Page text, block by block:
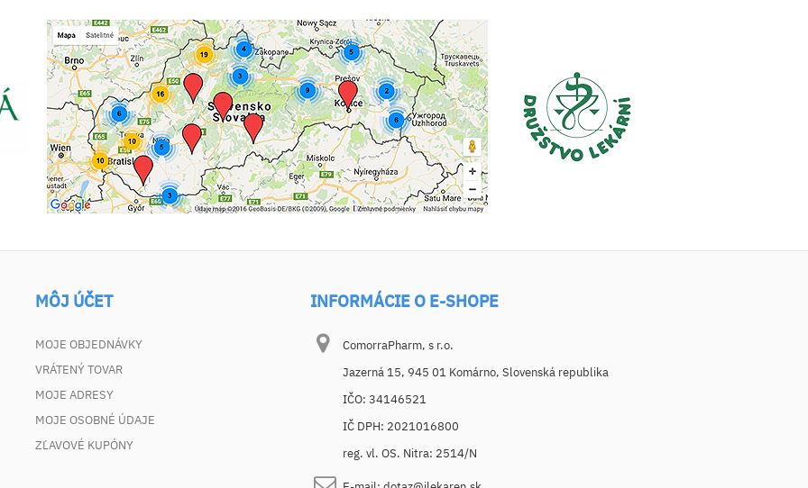
MÔJ ÚČET
MOJE OBJEDNÁVKY
VRÁTENÝ TOVAR
MOJE ADRESY
MOJE OSOBNÉ ÚDAJE
ZĽAVOVÉ KUPÓNY
INFORMÁCIE O E-SHOPE
ComorraPharm, s r.o.
Jazerná 15, 945 01 Komárno, Slovenská republika
IČO: 34146521
IČ DPH: 2021016800
reg. vl. OS. Nitra: 2514/N